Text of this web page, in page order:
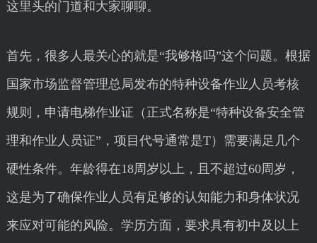
这里头的门道和大家聊聊。
首先，很多人最关心的就是“我够格吗”这个问题。根据
国家市场监督管理总局发布的特种设备作业人员考核
规则，申请电梯作业证（正式名称是“特种设备安全管
理和作业人员证”，项目代号通常是T）需要满足几个
硬性条件。年龄得在18周岁以上，且不超过60周岁，
这是为了确保作业人员有足够的认知能力和身体状况
来应对可能的风险。学历方面，要求具有初中及以上